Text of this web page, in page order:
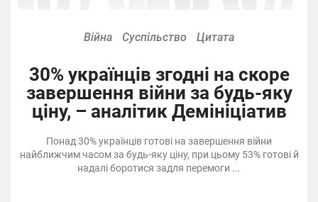
Війна Суспільство Цитата
30% українців згодні на скоре
завершення війни за будь-яку
ціну, – аналітик Демініціатив
Понад 30% українців готові на завершення війни
найближчим часом за будь-яку ціну, при цьому 53% готові й
надалі боротися задля перемоги ...